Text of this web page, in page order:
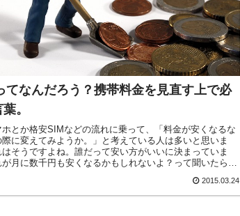
てなんだろう？携帯料金を見直す上で必
。
とか格安SIMなどの流れに乗って、「料金が安くなるな
際に変えてみようか。」と考えている人は多いと思いま
そうですよね。誰だって安い方がいいに決まっていま
月に数千円も安くなるかもしれないよ？って聞いたら、
2015.03.24